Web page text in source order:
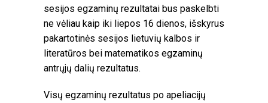
sesijos egzaminų rezultatai bus paskelbti
ne vėliau kaip iki liepos 16 dienos, išskyrus
pakartotinės sesijos lietuvių kalbos ir
literatūros bei matematikos egzaminų
antrųjų dalių rezultatus.
Visų egzaminų rezultatus po apeliacijų